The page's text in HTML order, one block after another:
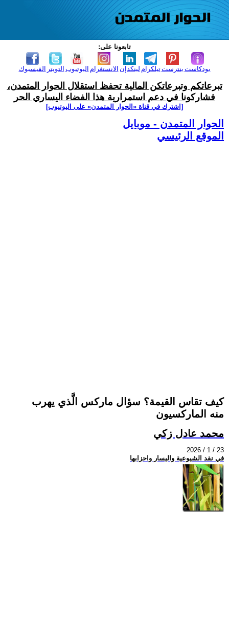
تابعونا على:
الفيسبوك التويتر اليوتيوب الانستغرام لينكدإن تيلكرامبنترست بودكاست
تبرعاتكم وتبرعاتكن المالية تحفظ استقلال الحوار المتمدن،
فشاركونا في دعم استمرارية هذا الفضاء اليساري الحر
[اشترك في قناة ‫«الحوار المتمدن» على اليوتيوب]
الحوار المتمدن - موبايل
الموقع الرئيسي
كيف تقاس القيمة؟ سؤال ماركس الَّذي يهرب
منه الماركسيون
محمد عادل زكي
2026 / 1 / 23
في نقد الشيوعية واليسار واحزابها